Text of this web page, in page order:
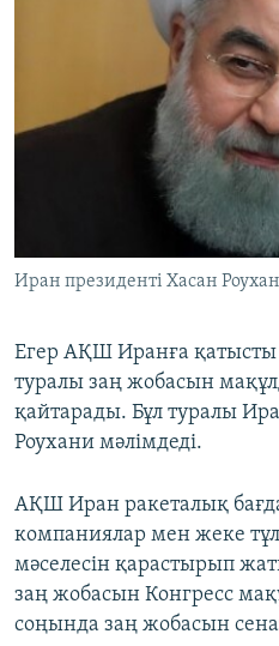
АРНАЙЫ ЖОБАЛАР
Русский
Иран президенті Хасан
Егер АҚШ Иранға қатысты
туралы заң жобасын
қайтарады. Бұл туралы
Роухани мәлімдеді.
АҚШ Иран ракеталық
компаниялар мен жеке
мәселесін қарастырып
заң жобасын Конгресс
соңында заң жобасын